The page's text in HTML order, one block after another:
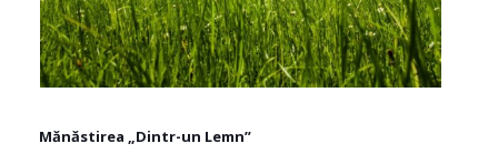
Mănăstirea „Dintr-un Lemn”